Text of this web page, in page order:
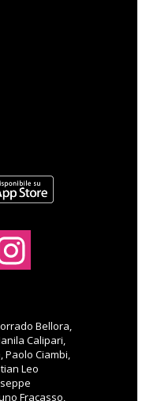
Bellora,
Calipari,
Paolo Ciambi,
Leo
Fracasso,